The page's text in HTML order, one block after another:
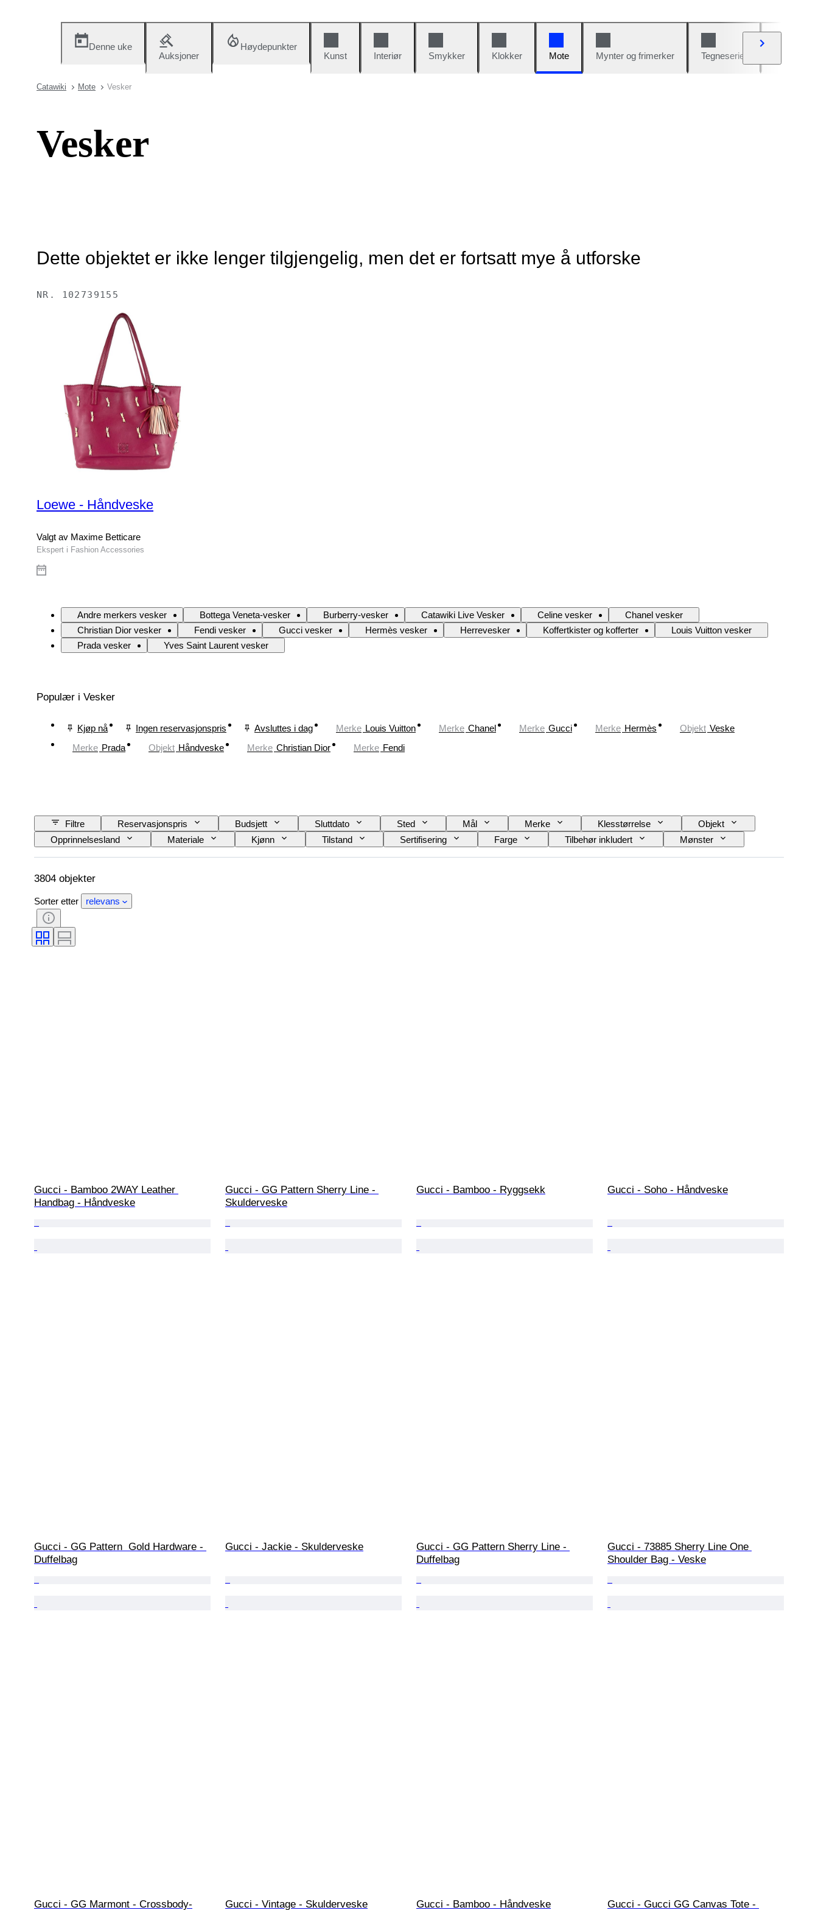
Denne uke
Auksjoner
Høydepunkter
Kunst
Interiør Smykker Klokker Mote Mynter og frimerker Tegneserier
Catawiki Mote Vesker
Vesker
Dette objektet er ikke lenger tilgjengelig, men det er fortsatt mye å utforske
NR. 102739155
Loewe - Håndveske
Valgt av Maxime Betticare
Ekspert i Fashion Accessories
Andre merkers vesker Bottega Veneta-vesker Burberry-vesker Catawiki Live Vesker Celine vesker
Chanel vesker
Christian Dior vesker
Fendi vesker Gucci vesker Hermès vesker Herrevesker Koffertkister og kofferter
Louis Vuitton vesker
Prada vesker
Yves Saint Laurent vesker
Populær i Vesker
Kjøp nå Ingen reservasjonspris Avsluttes i dag Merke Louis Vuitton Merke Chanel Merke Gucci Merke Hermès Objekt Veske
Merke Prada Objekt Håndveske Merke Christian Dior Merke Fendi
Filtre Reservasjonspris Budsjett Sluttdato Sted Mål Merke Klesstørrelse
Objekt
Opprinnelsesland
Materiale Kjønn Tilstand Sertifisering Farge Tilbehør inkludert
Mønster
Æra
Produktstørrelse Modell Skostørrelse
3804 objekter
Sorter etter relevans
Gucci - Bamboo 2WAY Leather
Handbag - Håndveske
Gucci - GG Pattern Sherry Line -
Skulderveske
Gucci - Bamboo - Ryggsekk Gucci - Soho - Håndveske
Gucci - GG Pattern  Gold Hardware -
Duffelbag
Gucci - Jackie - Skulderveske
Gucci - GG Pattern Sherry Line -
Duffelbag
Gucci - 73885 Sherry Line One
Shoulder Bag - Veske
Gucci - GG Marmont - Crossbody-
Gucci - Vintage - Skulderveske Gucci - Bamboo - Håndveske
Gucci - Gucci GG Canvas Tote -